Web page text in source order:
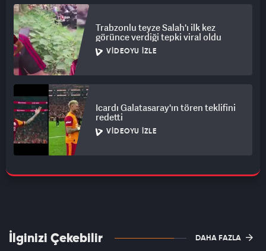
Trabzonlu teyze Salah'ı ilk kez
görünce verdiği tepki viral oldu
VIDEOYU İZLE
Icardı Galatasaray'ın tören teklifini
redetti
VIDEOYU İZLE
İlginizi Çekebilir DAHA FAZLA